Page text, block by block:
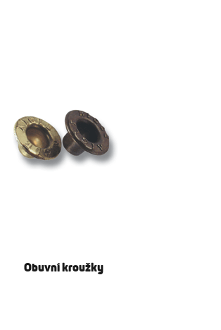
Obuvní kroužky